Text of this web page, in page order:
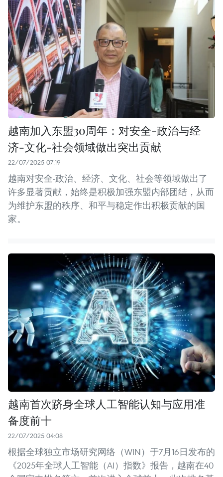
越南加入东盟30周年：对安全-政治与经
济-文化-社会领域做出突出贡献
22/07/2025 07:19
越南对安全-政治、经济、文化、社会等领域做出了
许多显著贡献，始终是积极加强东盟内部团结，从而
为维护东盟的秩序、和平与稳定作出积极贡献的国
家。
越南首次跻身全球人工智能认知与应用准
备度前十
22/07/2025 04:08
根据全球独立市场研究网络（WIN）于7月16日发布的
《2025年全球人工智能（AI）指数》报告，越南在40